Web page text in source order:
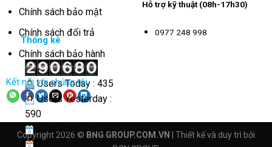
Chính sách bảo mật
Chính sách đổi trả
Chính sách bảo hành
Kết nối với chúng tôi
Hỗ trợ kỹ thuật (08h-17h30)
0977 248 998
Thống kê
Users Today : 435
Users Yesterday :
590
This Month : 3237
Copyright 2026 © BNG GROUP.COM.VN
| Thiết kế và duy trì bởi